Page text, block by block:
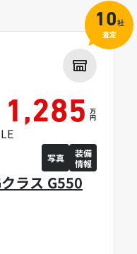
ラス G550
1,285 万
円
写真
装備
情報
10社
査定